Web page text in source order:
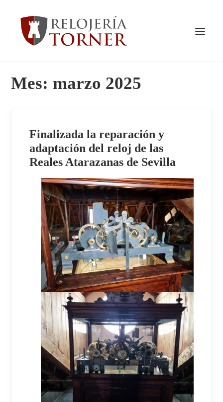
INICIO
PRODUCTOS
SERVICIOS
TRABAJOS REALIZADOS
NOTICIAS
CONTACTO
Mes: marzo 2025
Finalizada la reparación y
adaptación del reloj de las
Reales Atarazanas de Sevilla